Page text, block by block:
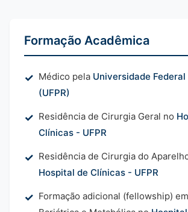
Formação Acadêmica
Médico pela Universidade Federal
(UFPR)
Residência de Cirurgia Geral no
Clínicas - UFPR
Residência de Cirurgia do
Hospital de Clínicas - UFPR
Formação adicional (fellowship)